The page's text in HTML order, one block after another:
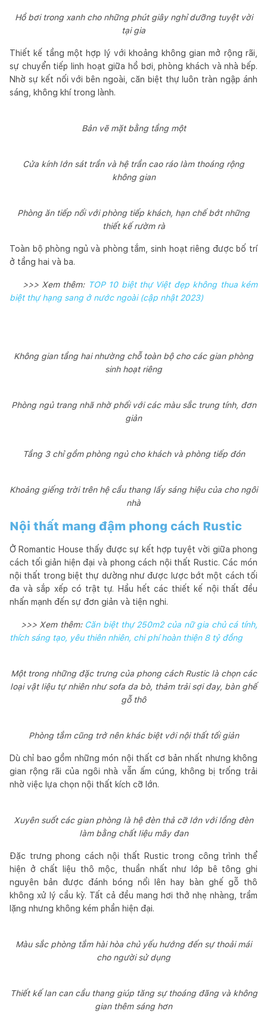
Hồ bơi trong xanh cho những phút giây nghỉ dưỡng tuyệt vời
tại gia
Thiết kế tầng một hợp lý với khoảng không gian mở rộng rãi,
sự chuyển tiếp linh hoạt giữa hồ bơi, phòng khách và nhà bếp.
Nhờ sự kết nối với bên ngoài, căn biệt thự luôn tràn ngập ánh
sáng, không khí trong lành.
Bản vẽ mặt bằng tầng một
Cửa kính lớn sát trần và hệ trần cao ráo làm thoáng rộng
không gian
Phòng ăn tiếp nối với phòng tiếp khách, hạn chế bớt những
thiết kế rườm rà
Toàn bộ phòng ngủ và phòng tắm, sinh hoạt riêng được bố trí
ở tầng hai và ba.
>>> Xem thêm: TOP 10 biệt thự Việt đẹp không thua kém
biệt thự hạng sang ở nước ngoài (cập nhật 2023)
Không gian tầng hai nhường chỗ toàn bộ cho các gian phòng
sinh hoạt riêng
Phòng ngủ trang nhã nhờ phối với các màu sắc trung tính, đơn
giản
Tầng 3 chỉ gồm phòng ngủ cho khách và phòng tiếp đón
Khoảng giếng trời trên hệ cầu thang lấy sáng hiệu của cho ngôi
nhà
Nội thất mang đậm phong cách Rustic
Ở Romantic House thấy được sự kết hợp tuyệt vời giữa phong
cách tối giản hiện đại và phong cách nội thất Rustic. Các món
nội thất trong biệt thự dường như được lược bớt một cách tối
đa và sắp xếp có trật tự. Hầu hết các thiết kế nội thất đều
nhấn mạnh đến sự đơn giản và tiện nghi.
>>> Xem thêm: Căn biệt thự 250m2 của nữ gia chủ cá tính,
thích sáng tạo, yêu thiên nhiên, chi phí hoàn thiện 8 tỷ đồng
Một trong những đặc trưng của phong cách Rustic là chọn các
loại vật liệu tự nhiên như sofa da bò, thảm trải sợi đay, bàn ghế
gỗ thô
Phòng tắm cũng trở nên khác biệt với nội thất tối giản
Dù chỉ bao gồm những món nội thất cơ bản nhất nhưng không
gian rộng rãi của ngôi nhà vẫn ấm cúng, không bị trống trải
nhờ việc lựa chọn nội thất kích cỡ lớn.
Xuyên suốt các gian phòng là hệ đèn thả cỡ lớn với lồng đèn
làm bằng chất liệu mây đan
Đặc trưng phong cách nội thất Rustic trong công trình thể
hiện ở chất liệu thô mộc, thuần nhất như lớp bê tông ghi
nguyên bản được đánh bóng nổi lên hay bàn ghế gỗ thô
không xử lý cầu kỳ. Tất cả đều mang hơi thở nhẹ nhàng, trầm
lặng nhưng không kém phần hiện đại.
Màu sắc phòng tắm hài hòa chủ yếu hướng đến sự thoải mái
cho người sử dụng
Thiết kế lan can cầu thang giúp tăng sự thoáng đãng và không
gian thêm sáng hơn